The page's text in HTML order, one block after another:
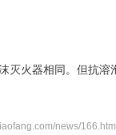
灭火器相同。但抗
news/166.html